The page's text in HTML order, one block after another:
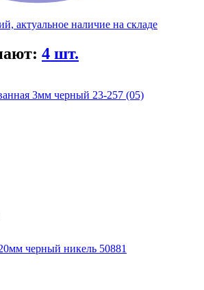
актуальное наличие на складе
4 шт.
3мм черный 23-257 (05)
черный никель 50881